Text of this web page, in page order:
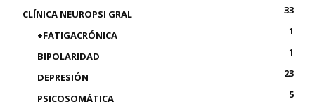
CLÍNICA NEUROPSI GRAL
33
+FATIGACRÓNICA
1
BIPOLARIDAD
1
DEPRESIÓN
23
PSICOSOMÁTICA
5